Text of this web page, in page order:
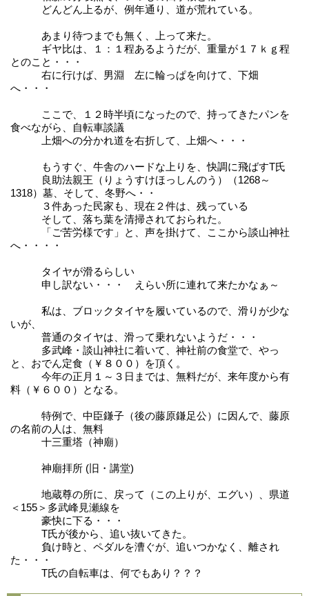
どんどん上るが、例年通り、道が荒れている。
あまり待つまでも無く、上って来た。
ギヤ比は、１：１程あるようだが、重量が１７ｋｇ程
とのこと・・・
右に行けば、男淵 左に輪っぱを向けて、下畑
へ・・・
ここで、１２時半頃になったので、持ってきたパンを
食べながら、自転車談議
上畑への分かれ道を右折して、上畑へ・・・
もうすぐ、牛舎のハードな上りを、快調に飛ばすT氏
良助法親王（りょうすけほっしんのう）（1268～
1318）墓、そして、冬野へ・・
３件あった民家も、現在２件は、残っている
そして、落ち葉を清掃されておられた。
「ご苦労様です」と、声を掛けて、ここから談山神社
へ・・・・
タイヤが滑るらしい
申し訳ない・・・ えらい所に連れて来たかなぁ～
私は、ブロックタイヤを履いているので、滑りが少な
いが、
普通のタイヤは、滑って乗れないようだ・・・
多武峰・談山神社に着いて、神社前の食堂で、やっ
と、おでん定食（￥８００）を頂く。
今年の正月１～３日までは、無料だが、来年度から有
料（￥６００）となる。
特例で、中臣鎌子（後の藤原鎌足公）に因んで、藤原
の名前の人は、無料
十三重塔（神廟）
神廟拝所 (旧・講堂)
地蔵尊の所に、戻って（この上りが、エグい）、県道
＜155＞多武峰見瀬線を
豪快に下る・・・
T氏が後から、追い抜いてきた。
負け時と、ペダルを漕ぐが、追いつかなく、離され
た・・・
T氏の自転車は、何でもあり？？？